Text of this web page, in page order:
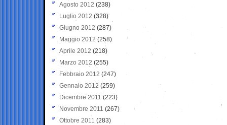
Agosto 2012 (238)
Luglio 2012 (328)
Giugno 2012 (287)
Maggio 2012 (258)
Aprile 2012 (218)
Marzo 2012 (255)
Febbraio 2012 (247)
Gennaio 2012 (259)
Dicembre 2011 (223)
Novembre 2011 (267)
Ottobre 2011 (283)